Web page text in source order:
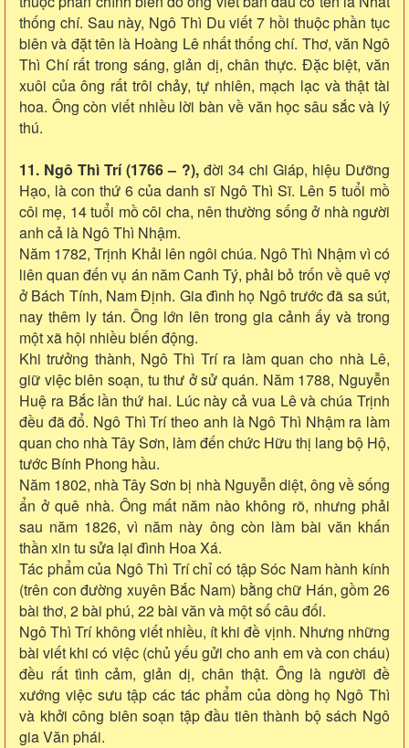
thống chí. Sau này, Ngô Thì Du viết 7 hồi thuộc phần tục
biên và đặt tên là Hoàng Lê nhất thống chí. Thơ, văn Ngô
Thì Chí rất trong sáng, giản dị, chân thực. Đặc biệt, văn
xuôi của ông rất trôi chảy, tự nhiên, mạch lạc và thật tài
hoa. Ông còn viết nhiều lời bàn về văn học sâu sắc và lý
thú.
11. Ngô Thì Trí (1766 – ?),đời 34 chi Giáp, hiệu Dưỡng
Hạo, là con thứ 6 của danh sĩ Ngô Thì Sĩ. Lên 5 tuổi mồ
côi mẹ, 14 tuổi mồ côi cha, nên thường sống ở nhà người
anh cả là Ngô Thì Nhậm.
Năm 1782, Trịnh Khải lên ngôi chúa. Ngô Thì Nhậm vì có
liên quan đến vụ án năm Canh Tý, phải bỏ trốn về quê vợ
ở Bách Tính, Nam Định. Gia đình họ Ngô trước đã sa sút,
nay thêm ly tán. Ông lớn lên trong gia cảnh ấy và trong
một xã hội nhiều biến động.
Khi trưởng thành, Ngô Thì Trí ra làm quan cho nhà Lê,
giữ việc biên soạn, tu thư ở sử quán. Năm 1788, Nguyễn
Huệ ra Bắc lần thứ hai. Lúc này cả vua Lê và chúa Trịnh
đều đã đổ. Ngô Thì Trí theo anh là Ngô Thì Nhậm ra làm
quan cho nhà Tây Sơn, làm đến chức Hữu thị lang bộ Hộ,
tước Bính Phong hầu.
Năm 1802, nhà Tây Sơn bị nhà Nguyễn diệt, ông về sống
ẩn ở quê nhà. Ông mất năm nào không rõ, nhưng phải
sau năm 1826, vì năm này ông còn làm bài văn khấn
thần xin tu sửa lại đình Hoa Xá.
Tác phẩm của Ngô Thì Trí chỉ có tập Sóc Nam hành kính
(trên con đường xuyên Bắc Nam) bằng chữ Hán, gồm 26
bài thơ, 2 bài phú, 22 bài văn và một số câu đối.
Ngô Thì Trí không viết nhiều, ít khi đề vịnh. Nhưng những
bài viết khi có việc (chủ yếu gửi cho anh em và con cháu)
đều rất tình cảm, giản dị, chân thật. Ông là người đề
xướng việc sưu tập các tác phẩm của dòng họ Ngô Thì
và khởi công biên soạn tập đầu tiên thành bộ sách Ngô
gia Văn phái.